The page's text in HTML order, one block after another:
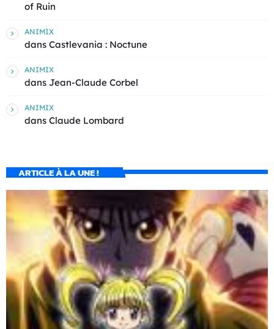
of Ruin
ANIMIX
dans Castlevania : Noctune
ANIMIX
dans Jean-Claude Corbel
ANIMIX
dans Claude Lombard
ARTICLE À LA UNE !